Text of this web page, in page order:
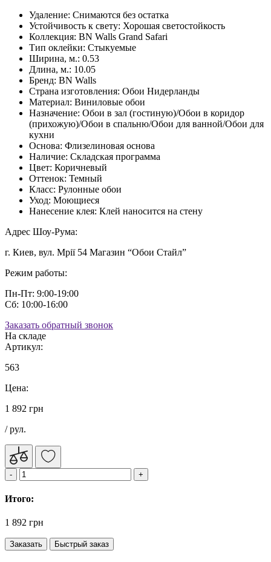
Удаление: Снимаются без остатка
Устойчивость к свету: Хорошая светостойкость
Коллекция: BN Walls Grand Safari
Тип оклейки: Стыкуемые
Ширина, м.: 0.53
Длина, м.: 10.05
Бренд: BN Walls
Страна изготовления: Обои Нидерланды
Материал: Виниловые обои
Назначение: Обои в зал (гостиную)/Обои в коридор
(прихожую)/Обои в спальню/Обои для ванной/Обои для
кухни
Основа: Флизелиновая основа
Наличие: Складская программа
Цвет: Коричневый
Оттенок: Темный
Класс: Рулонные обои
Уход: Моющиеся
Нанесение клея: Клей наносится на стену
Адрес Шоу-Рума:
г. Киев, вул. Мрії 54 Магазин “Обои Стайл”
Режим работы:
Пн-Пт: 9:00-19:00
Сб: 10:00-16:00
Заказать обратный звонок
На складе
Артикул:
563
Цена:
1 892 грн
/ рул.
Итого:
1 892 грн
Заказать Быстрый заказ